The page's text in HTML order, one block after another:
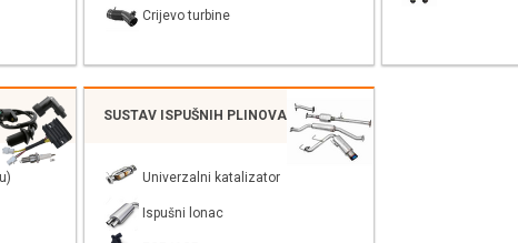
Crijevo turbine
SUSTAV ISPUŠNIH PLINOVA
Univerzalni katalizator
Ispušni lonac